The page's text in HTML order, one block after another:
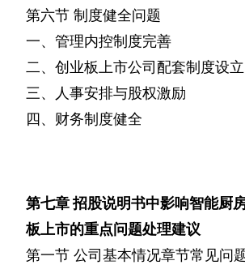
第六节 制度健全问题
一、管理内控制度完善
二、创业板上市公司配套制度设立
三、人事安排与股权激励
四、财务制度健全
第七章招股说明书中影响智能厨
板上市的重点问题处理建议
第一节 公司基本情况章节常见问